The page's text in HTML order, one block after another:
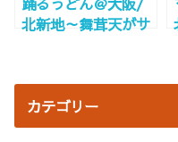
北新地～舞茸天がサ
カテゴリー